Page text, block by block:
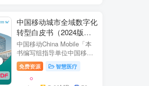
中国移动城市全域数字化
转型白皮书（2024版）-
医疗保障分册
中国移动China Mobile「本
书编写组指导单位中国移动
集团公司政企事业部编写单
位中移系统集成有限公司主
编李双佶、丁静、杨勇、赵
免费资源 智慧医疗